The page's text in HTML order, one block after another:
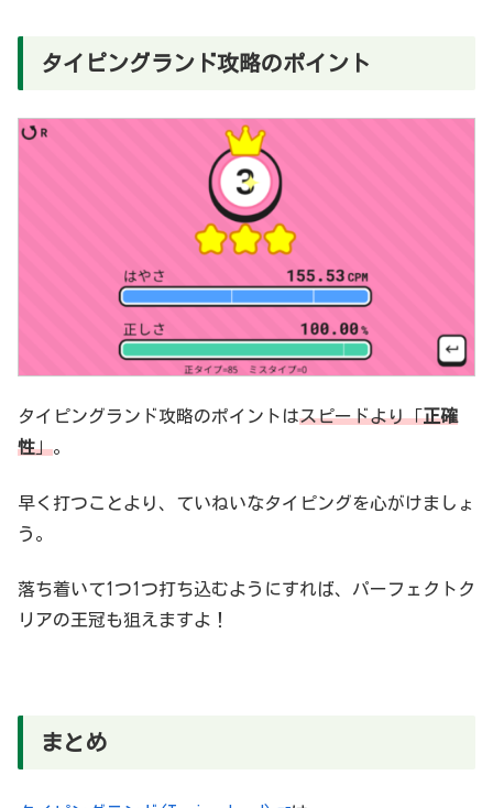
タイピングランド攻略のポイント
タイピングランド攻略のポイントはスピードより「正確
性」。
早く打つことより、ていねいなタイピングを心がけましょ
う。
落ち着いて1つ1つ打ち込むようにすれば、パーフェクトク
リアの王冠も狙えますよ！
まとめ